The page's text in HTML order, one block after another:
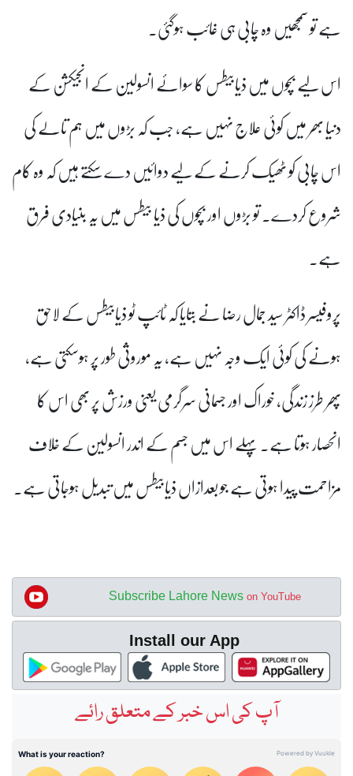
ہے تو سمجھیں وہ چابی ہی غائب ہوگئی۔
اس لیے بچوں میں ذیابیطس کا سوائے انسولین کے انجیکشن کے
دنیا بھر میں کوئی علاج نہیں ہے، جب کہ بڑوں میں ہم تالے کی
اس چابی کو ٹھیک کرنے کے لیے دوائیں دے سکتے ہیں کہ وہ کام
شروع کردے۔ تو بڑوں اور بچوں کی ذیا بیطس میں یہ بنیادی فرق
ہے۔
پروفیسر ڈاکٹر سید جمال رضا نے بتایا کہ ٹائپ ٹو ذیابیطس کے لاحق
ہونے کی کوئی ایک وجہ نہیں ہے، یہ موروثی طور پر ہوسکتی ہے،
پھر طرز زندگی، خوراک اور جسمانی سرگرمی یعنی ورزش پر بھی اس کا
انحصار ہوتا ہے۔ پہلے اس میں جسم کے اندر انسولین کے خلاف
مزاحمت پیدا ہوتی ہے جو بعدازاں ذیابیطس میں تبدیل ہوجاتی ہے۔
Subscribe Lahore News on YouTube
Install our App
آپ کی اس خبر کے متعلق رائے